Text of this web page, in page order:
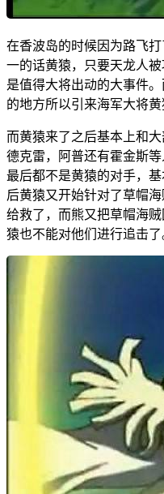
在香波岛的时候因为路飞
一的话黄猿，只要天龙人
是值得大将出动的大事件
的地方所以引来海军大将黄
而黄猿来了之后基本上和
德克雷，阿普还有霍金斯
最后都不是黄猿的对手，
后黄猿又开始针对了草帽
给救了，而熊又把草帽海
猿也不能对他们进行追击了